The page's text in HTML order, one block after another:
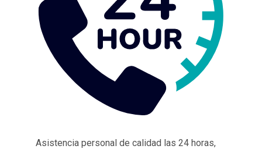
Asistencia personal de calidad las 24 horas,